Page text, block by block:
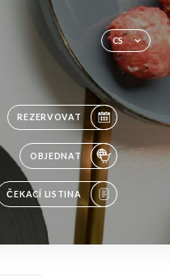
CS
REZERVOVAT
OBJEDNAT
ČEKACÍ LISTINA